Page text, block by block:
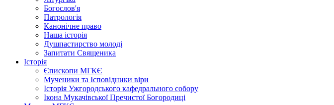
Богослов'я
Патрологія
Канонічне право
Наша історія
Душпастирство молоді
Запитати Священика
Історія
Єпископи МГКЄ
Мученики та Ісповідники віри
Історія Ужгородського кафедрального собору
Ікона Мукачівської Пречистої Богородиці